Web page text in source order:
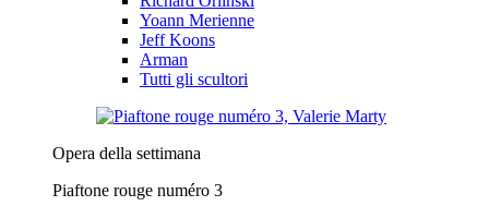
Yoann Merienne
Jeff Koons
Arman
Tutti gli scultori
Opera della settimana
Piaftone rouge numéro 3